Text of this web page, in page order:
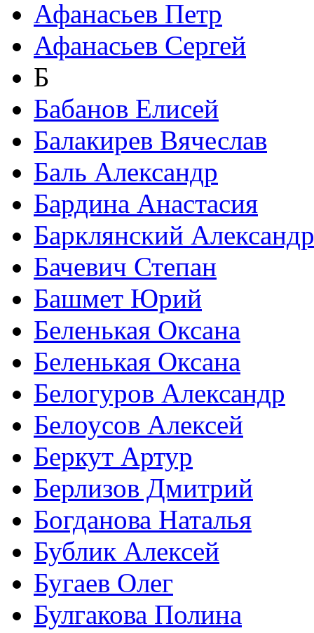
Афанасьев Петр
Афанасьев Сергей
Б
Бабанов Елисей
Балакирев Вячеслав
Баль Александр
Бардина Анастасия
Барклянский Александр
Бачевич Степан
Башмет Юрий
Беленькая Оксана
Беленькая Оксана
Белогуров Александр
Белоусов Алексей
Беркут Артур
Берлизов Дмитрий
Богданова Наталья
Бублик Алексей
Бугаев Олег
Булгакова Полина